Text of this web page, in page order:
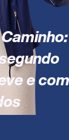
e com